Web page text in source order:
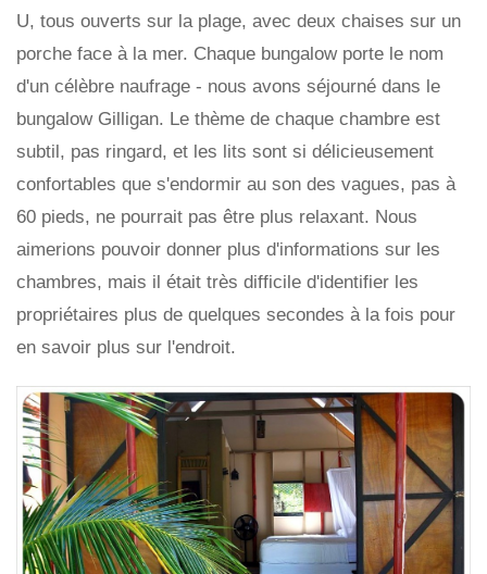
U, tous ouverts sur la plage, avec deux chaises sur un
porche face à la mer. Chaque bungalow porte le nom
d'un célèbre naufrage - nous avons séjourné dans le
bungalow Gilligan. Le thème de chaque chambre est
subtil, pas ringard, et les lits sont si délicieusement
confortables que s'endormir au son des vagues, pas à
60 pieds, ne pourrait pas être plus relaxant. Nous
aimerions pouvoir donner plus d'informations sur les
chambres, mais il était très difficile d'identifier les
propriétaires plus de quelques secondes à la fois pour
en savoir plus sur l'endroit.